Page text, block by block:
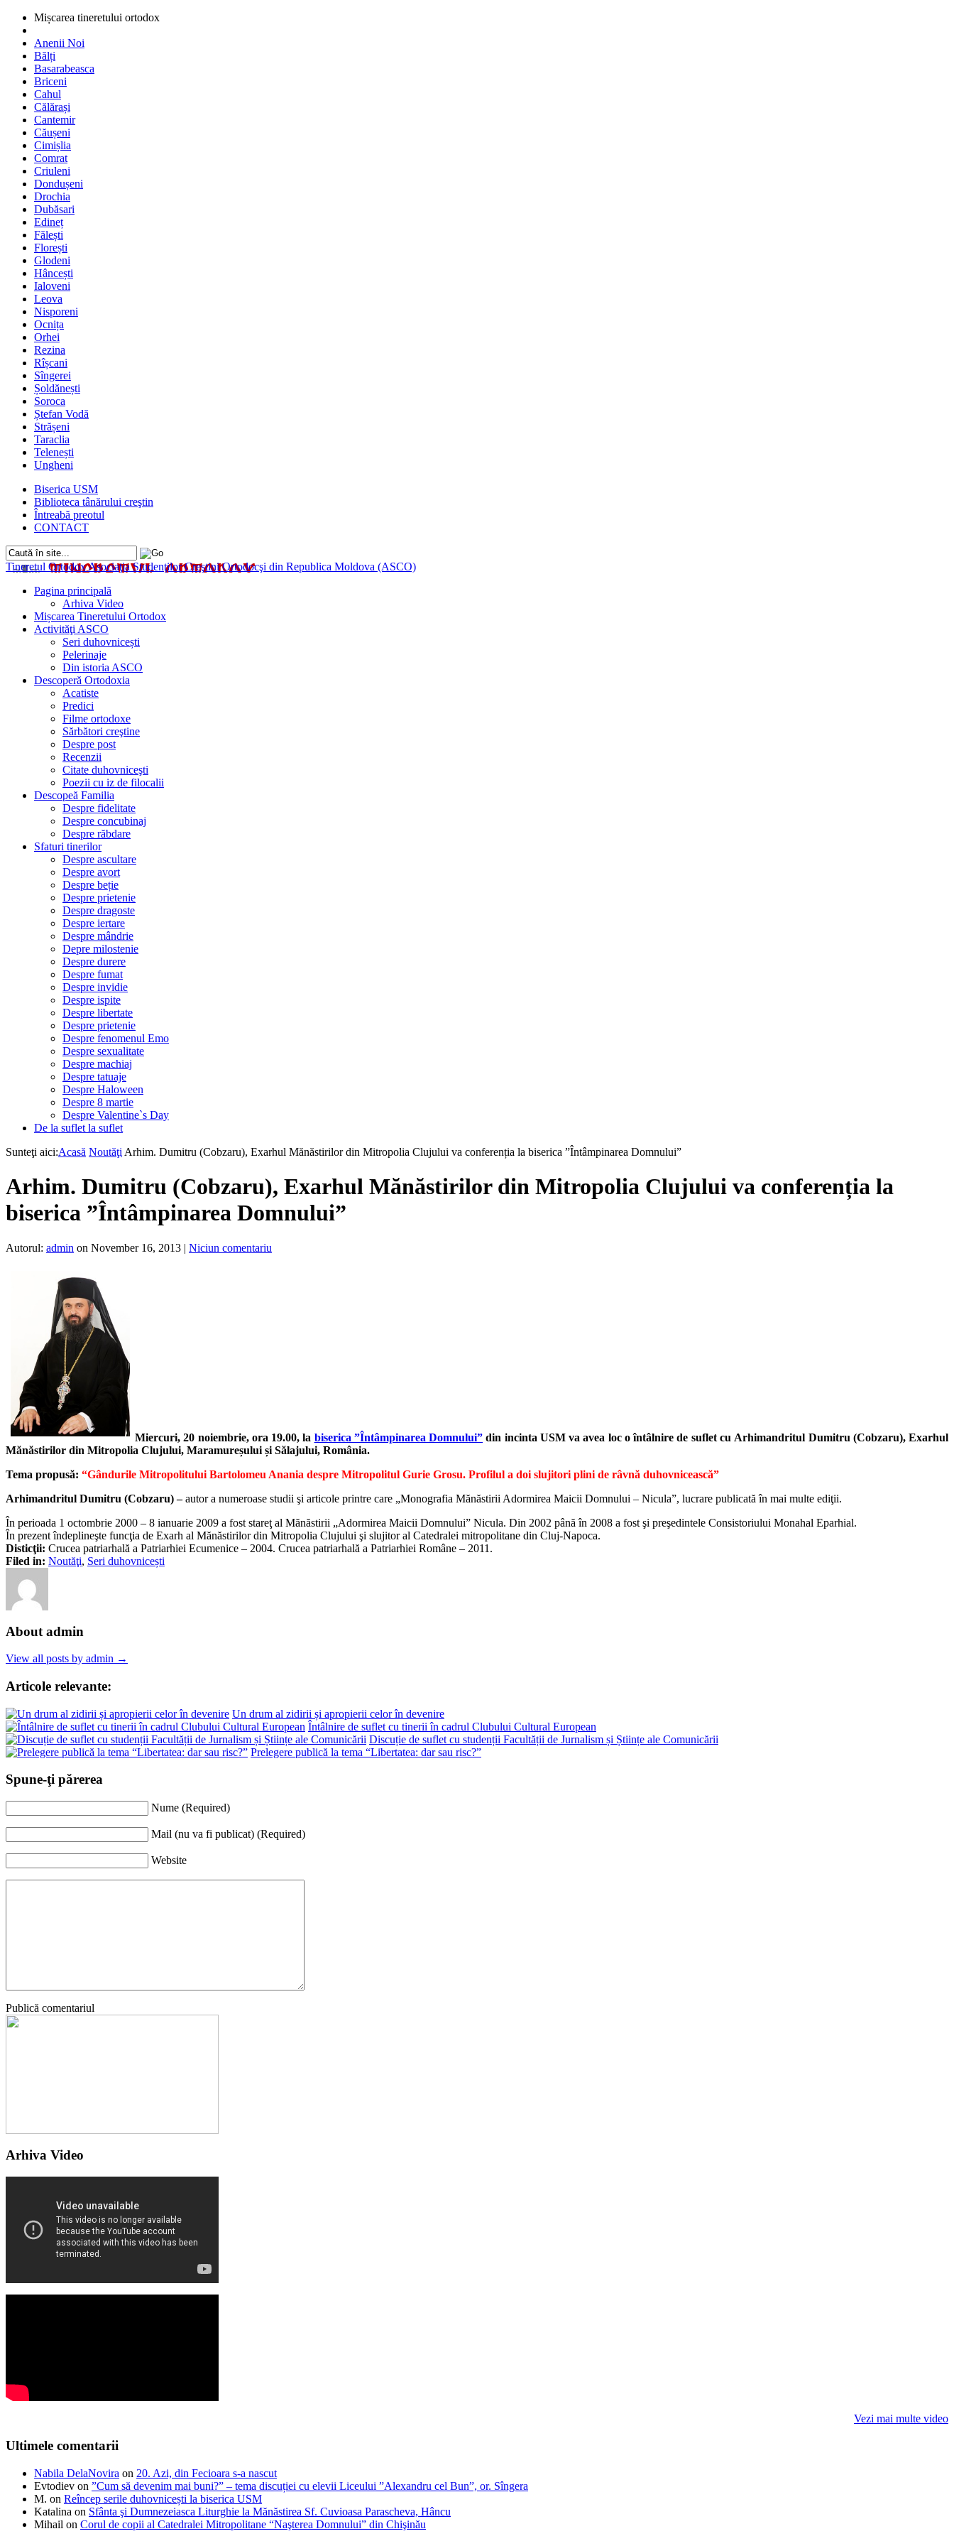
Mișcarea tineretului ortodox
Anenii Noi
Bălți
Basarabeasca
Briceni
Cahul
Călărași
Cantemir
Căușeni
Cimișlia
Comrat
Criuleni
Dondușeni
Drochia
Dubăsari
Edineț
Fălești
Florești
Glodeni
Hâncești
Ialoveni
Leova
Nisporeni
Ocnița
Orhei
Rezina
Rîșcani
Sîngerei
Șoldănești
Soroca
Ștefan Vodă
Strășeni
Taraclia
Telenești
Ungheni
Biserica USM
Biblioteca tânărului creştin
Întreabă preotul
CONTACT
Tineretul OrtodoxAsociaţia Studenţilor Creştini Ortodocşi din Republica Moldova (ASCO)
Pagina principală
Arhiva Video
Mișcarea Tineretului Ortodox
Activităţi ASCO
Seri duhovnicești
Pelerinaje
Din istoria ASCO
Descoperă Ortodoxia
Acatiste
Predici
Filme ortodoxe
Sărbători creştine
Despre post
Recenzii
Citate duhovniceşti
Poezii cu iz de filocalii
Descopeă Familia
Despre fidelitate
Despre concubinaj
Despre răbdare
Sfaturi tinerilor
Despre ascultare
Despre avort
Despre beție
Despre prietenie
Despre dragoste
Despre iertare
Despre mândrie
Depre milostenie
Despre durere
Despre fumat
Despre invidie
Despre ispite
Despre libertate
Despre prietenie
Despre fenomenul Emo
Despre sexualitate
Despre machiaj
Despre tatuaje
Despre Haloween
Despre 8 martie
Despre Valentine`s Day
De la suflet la suflet
Sunteţi aici:Acasă Noutăţi Arhim. Dumitru (Cobzaru), Exarhul Mănăstirilor din Mitropolia Clujului va conferenția la biserica ”Întâmpinarea Domnului”
Arhim. Dumitru (Cobzaru), Exarhul Mănăstirilor din Mitropolia Clujului va conferenția la
biserica ”Întâmpinarea Domnului”
Autorul: admin on November 16, 2013 | Niciun comentariu
Miercuri, 20 noiembrie, ora 19.00, la biserica ”Întâmpinarea Domnului” din incinta USM va avea loc o întâlnire de suflet cu Arhimandritul Dumitru (Cobzaru), Exarhul
Mănăstirilor din Mitropolia Clujului, Maramureșului și Sălajului, România.
Tema propusă: “Gândurile Mitropolitului Bartolomeu Anania despre Mitropolitul Gurie Grosu. Profilul a doi slujitori plini de râvnă duhovnicească”
Arhimandritul Dumitru (Cobzaru) –autor a numeroase studii şi articole printre care „Monografia Mănăstirii Adormirea Maicii Domnului – Nicula”, lucrare publicată în mai multe ediţii.
În perioada 1 octombrie 2000 – 8 ianuarie 2009 a fost stareţ al Mănăstirii „Adormirea Maicii Domnului” Nicula. Din 2002 până în 2008 a fost şi preşedintele Consistoriului Monahal Eparhial.
În prezent îndeplineşte funcţia de Exarh al Mănăstirilor din Mitropolia Clujului şi slujitor al Catedralei mitropolitane din Cluj-Napoca.
Disticţii: Crucea patriarhală a Patriarhiei Ecumenice – 2004. Crucea patriarhală a Patriarhiei Române – 2011.
Filed in: Noutăţi, Seri duhovnicești
About admin
View all posts by admin →
Articole relevante:
Un drum al zidirii și apropierii celor în devenire
Întâlnire de suflet cu tinerii în cadrul Clubului Cultural European
Discuție de suflet cu studenții Facultății de Jurnalism și Științe ale Comunicării
Prelegere publică la tema “Libertatea: dar sau risc?”
Spune-ţi părerea
Nume (Required)
Mail (nu va fi publicat) (Required)
Website
Publică comentariul
Arhiva Video
Vezi mai multe video
Ultimele comentarii
Nabila DelaNovira on 20. Azi, din Fecioara s-a nascut
Evtodiev on ”Cum să devenim mai buni?” – tema discuției cu elevii Liceului ”Alexandru cel Bun”, or. Sîngera
M. on Reîncep serile duhovnicești la biserica USM
Katalina on Sfânta şi Dumnezeiasca Liturghie la Mănăstirea Sf. Cuvioasa Parascheva, Hâncu
Mihail on Corul de copii al Catedralei Mitropolitane “Naşterea Domnului” din Chişinău